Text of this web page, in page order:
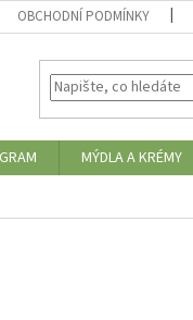
OBCHODNÍ PODMÍNKY
MÝDLA A KRÉMY